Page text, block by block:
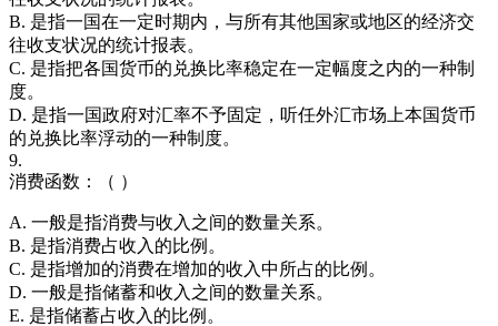
B. 是指一国在一定时期内，与所有其他国家或地区的经济交
往收支状况的统计报表。
C. 是指把各国货币的兑换比率稳定在一定幅度之内的一种制
度。
D. 是指一国政府对汇率不予固定，听任外汇市场上本国货币
的兑换比率浮动的一种制度。
9.
消费函数：（ ）
A. 一般是指消费与收入之间的数量关系。
B. 是指消费占收入的比例。
C. 是指增加的消费在增加的收入中所占的比例。
D. 一般是指储蓄和收入之间的数量关系。
E. 是指储蓄占收入的比例。